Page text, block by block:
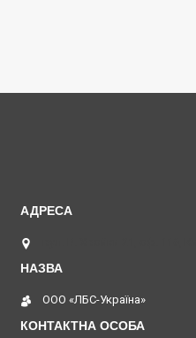
ООО «ЛБС-Україна»